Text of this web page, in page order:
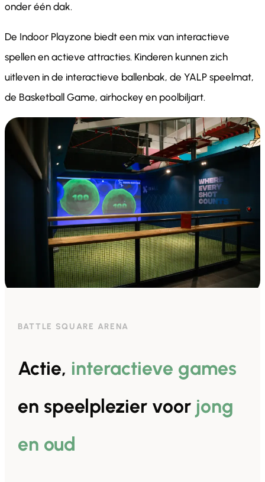
onder één dak.
De Indoor Playzone biedt een mix van interactieve
spellen en actieve attracties. Kinderen kunnen zich
uitleven in de interactieve ballenbak, de YALP speelmat,
de Basketball Game, airhockey en poolbiljart.
BATTLE SQUARE ARENA
Actie, interactieve games
en speelplezier voor jong
en oud